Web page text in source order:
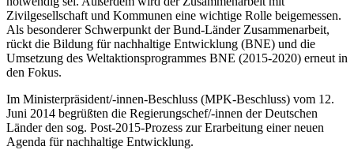
Zivilgesellschaft und Kommunen eine wichtige Rolle beigemessen.
Als besonderer Schwerpunkt der Bund-Länder Zusammenarbeit,
rückt die Bildung für nachhaltige Entwicklung (BNE) und die
Umsetzung des Weltaktionsprogrammes BNE (2015-2020) erneut in
den Fokus.
Im Ministerpräsident/-innen-Beschluss (MPK-Beschluss) vom 12.
Juni 2014 begrüßten die Regierungschef/-innen der Deutschen
Länder den sog. Post-2015-Prozess zur Erarbeitung einer neuen
Agenda für nachhaltige Entwicklung.